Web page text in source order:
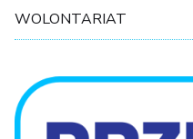
WOLONTARIAT